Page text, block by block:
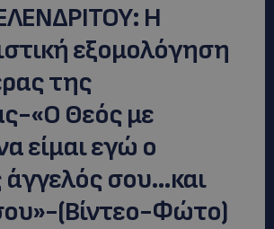
Η
εξομολόγηση
της
«Ο Θεός με
είμαι εγώ ο
σου…και
(Βίντεο-Φώτο)